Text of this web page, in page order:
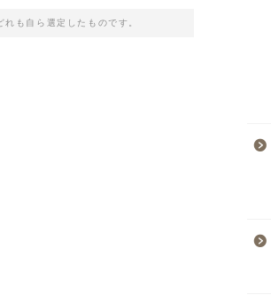
も自ら選定したものです。